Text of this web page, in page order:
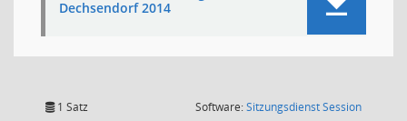
Dechsendorf 2014
1 Satz Software:SitzungsdienstSession(Wird in